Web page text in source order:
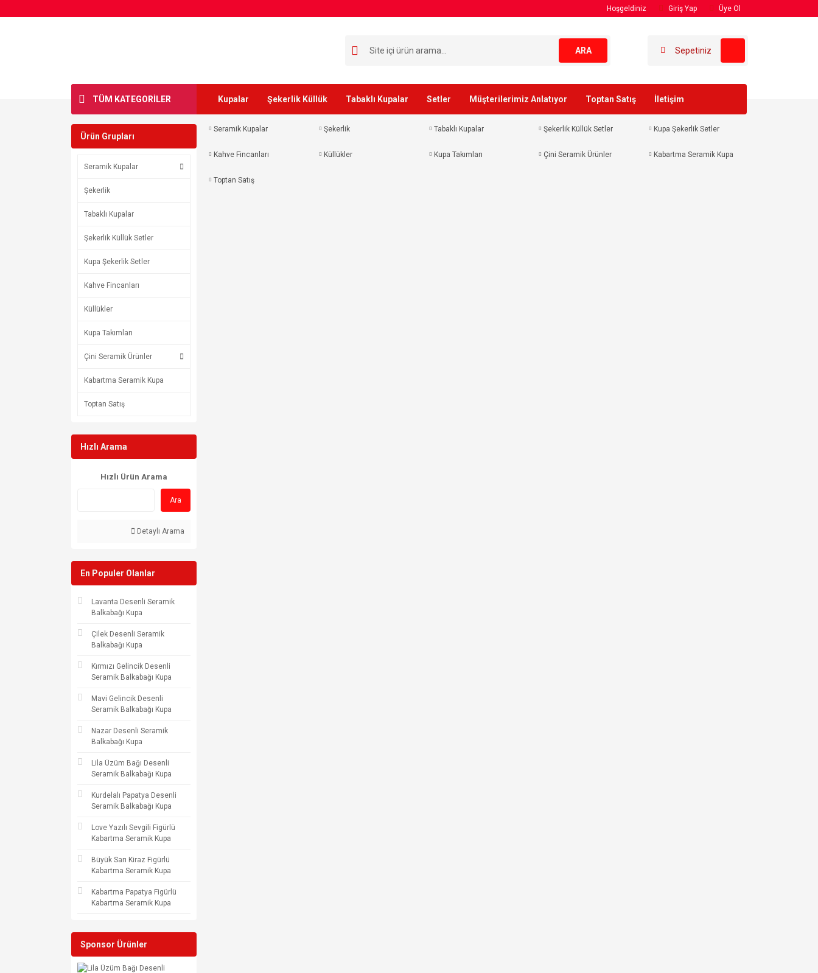
Hoşgeldiniz Giriş Yap Üye Ol
ARA Sepetiniz
TÜM KATEGORİLER Kupalar Şekerlik Küllük Tabaklı Kupalar Setler Müşterilerimiz Anlatıyor Toptan Satış İletişim
Ürün Grupları
Seramik Kupalar
Şekerlik
Tabaklı Kupalar
Şekerlik Küllük Setler
Kupa Şekerlik Setler
Kahve Fincanları
Küllükler
Kupa Takımları
Çini Seramik Ürünler
Kabartma Seramik Kupa
Toptan Satış
Hızlı Arama
Hızlı Ürün Arama
Ara
Detaylı Arama
En Populer Olanlar
Lavanta Desenli Seramik
Balkabağı Kupa
Çilek Desenli Seramik
Balkabağı Kupa
Kırmızı Gelincik Desenli
Seramik Balkabağı Kupa
Mavi Gelincik Desenli
Seramik Balkabağı Kupa
Nazar Desenli Seramik
Balkabağı Kupa
Lila Üzüm Bağı Desenli
Seramik Balkabağı Kupa
Kurdelalı Papatya Desenli
Seramik Balkabağı Kupa
Love Yazılı Sevgili Figürlü
Kabartma Seramik Kupa
Büyük Sarı Kiraz Figürlü
Kabartma Seramik Kupa
Kabartma Papatya Figürlü
Kabartma Seramik Kupa
Sponsor Ürünler
Seramik Kupalar Şekerlik Tabaklı Kupalar Şekerlik Küllük Setler Kupa Şekerlik Setler
Kahve Fincanları Küllükler Kupa Takımları Çini Seramik Ürünler Kabartma Seramik Kupa
Toptan Satış